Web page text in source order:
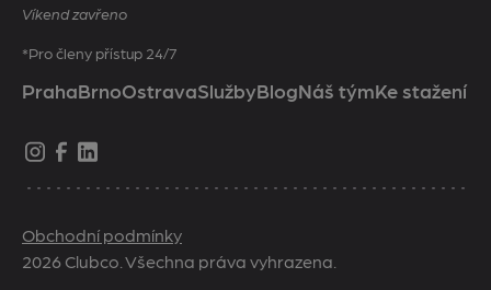
Víkend zavřeno
*Pro členy přístup 24/7
PrahaBrnoOstravaSlužbyBlogNáš týmKe stažení
2026 Clubco. Všechna práva vyhrazena.
Obchodní podmínky